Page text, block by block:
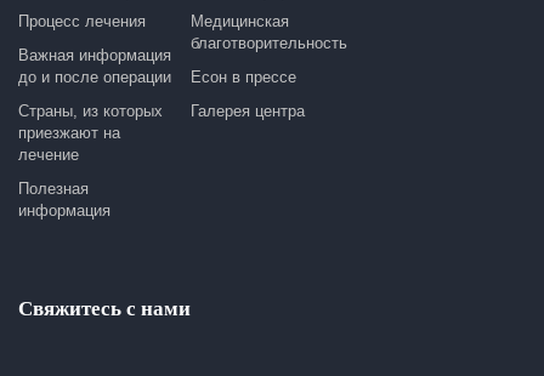
Процесс лечения
Важная информация
до и после операции
Страны, из которых
приезжают на
лечение
Полезная
информация
Медицинская
благотворительность
Есон в прессе
Галерея центра
Свяжитесь с нами